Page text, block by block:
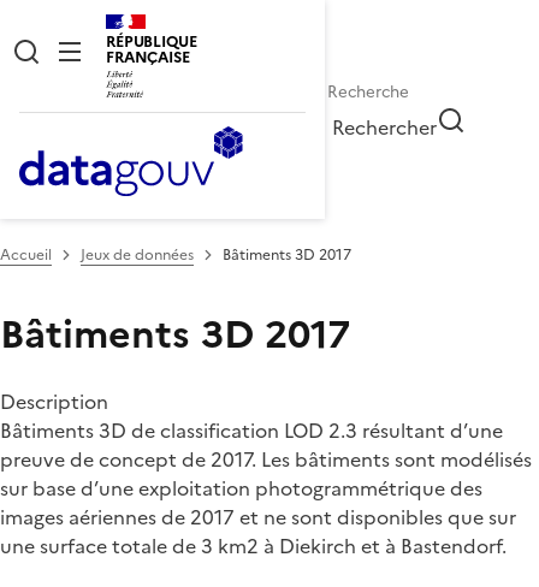
RÉPUBLIQUE
FRANÇAISE
Rechercher
Accueil Jeux de données Bâtiments 3D 2017
Bâtiments 3D 2017
Description
Bâtiments 3D de classification LOD 2.3 résultant d’une
preuve de concept de 2017. Les bâtiments sont modélisés
sur base d’une exploitation photogrammétrique des
images aériennes de 2017 et ne sont disponibles que sur
une surface totale de 3 km2 à Diekirch et à Bastendorf.